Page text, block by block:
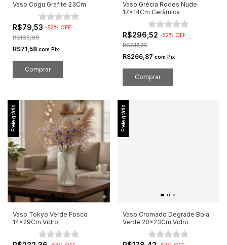
Vaso Cogu Grafite 23Cm
R$79,53 -52% OFF
R$165,69
R$71,58 com Pix
Vaso Grécia Rodes Nude
17x14Cm Cerâmica
R$296,52 -52% OFF
R$617,76
R$266,87 com Pix
Frete grátis
Vaso Tokyo Verde Fosco
14x29Cm Vidro
Frete grátis
Vaso Cromado Degrade Bola
Verde 20x23Cm Vidro